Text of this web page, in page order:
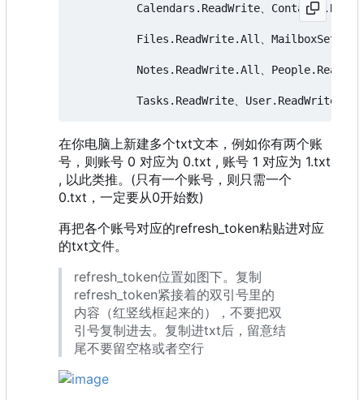
Calendars.ReadWrite、
Files.ReadWrite.All、
Notes.ReadWrite.All、
在你电脑上新建多个txt文本，例如你有两个账
号，则账号 0 对应为 0.txt , 账号 1 对应为 1.txt
, 以此类推。(只有一个账号，则只需一个
0.txt，一定要从0开始数)
再把各个账号对应的refresh_token粘贴进对应
的txt文件。
refresh_token位置如图下。复制
refresh_token紧接着的双引号里的
内容（红竖线框起来的），不要把双
引号复制进去。复制进txt后，留意结
尾不要留空格或者空行